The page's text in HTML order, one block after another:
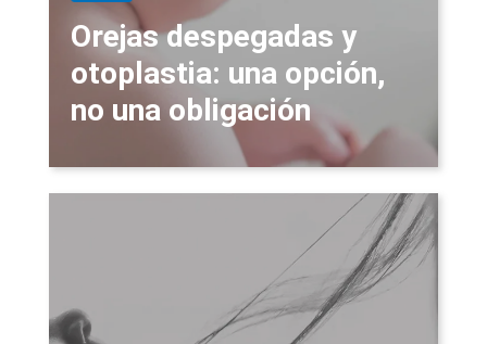
Orejas despegadas y
otoplastia: una opción,
no una obligación